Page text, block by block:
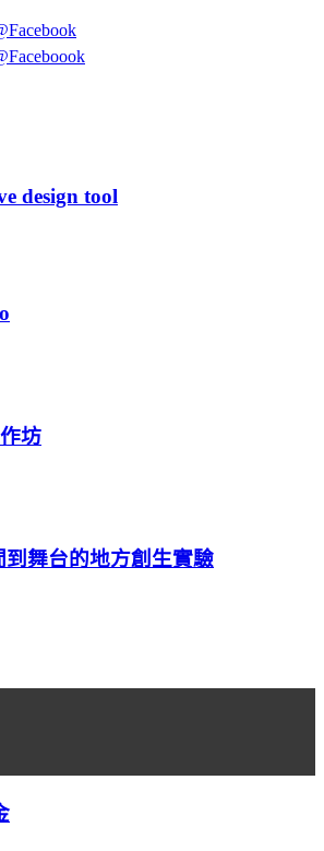
design tool
坊
舞台的地方創生實驗